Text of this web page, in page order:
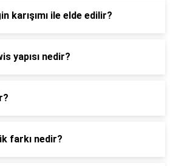
karışımı ile elde edilir?
yapısı nedir?
farkı nedir?